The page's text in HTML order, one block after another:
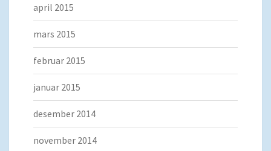
april 2015
mars 2015
februar 2015
januar 2015
desember 2014
november 2014